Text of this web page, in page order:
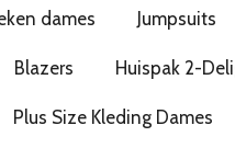
dames Jumpsuits
Blazers Huispak 2-
Plus Size Kleding Dames